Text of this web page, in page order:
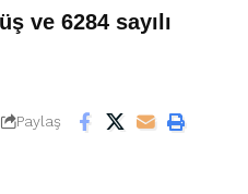
ve 6284 sayılı
Paylaş